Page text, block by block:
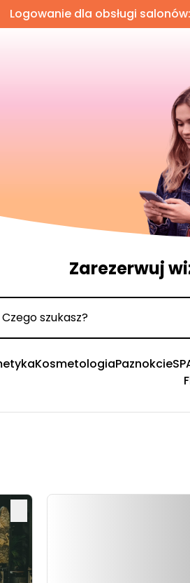
Logowanie dla obsługi
Zarezerwuj
KosmetologiaPaznokcie